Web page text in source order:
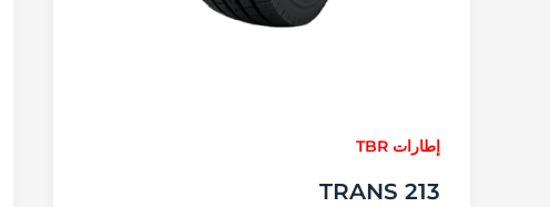
إطارات TBR
TRANS 213